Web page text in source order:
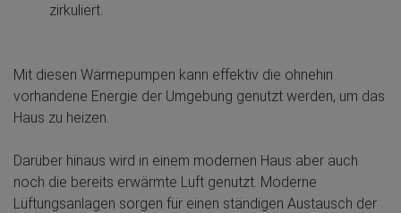
zirkuliert.
Mit diesen Wärmepumpen kann effektiv die ohnehin
vorhandene Energie der Umgebung genutzt werden, um das
Haus zu heizen.
Darüber hinaus wird in einem modernen Haus aber auch
noch die bereits erwärmte Luft genutzt. Moderne
Lüftungsanlagen sorgen für einen ständigen Austausch der